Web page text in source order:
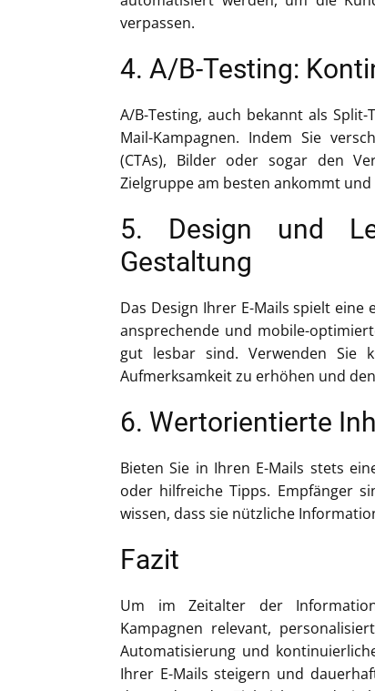
verpassen.
4. A/B-Testing:
A/B-Testing, auch bekannt als
Mail-Kampagnen. Indem Sie
(CTAs), Bilder oder sogar den
Zielgruppe am besten ankommt
5. Design und
Gestaltung
Das Design Ihrer E-Mails spielt
ansprechende und mobile-
gut lesbar sind. Verwenden Sie
Aufmerksamkeit zu erhöhen und
6. Wertorientierte
Bieten Sie in Ihren E-Mails stets
oder hilfreiche Tipps. Empfänger
wissen, dass sie nützliche
Fazit
Um im Zeitalter der
Kampagnen relevant,
Automatisierung und
Ihrer E-Mails steigern und